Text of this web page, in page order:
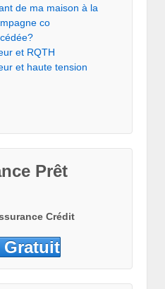
de ma maison à la
co
et RQTH
et haute tension
Prêt
Crédit
Gratuit